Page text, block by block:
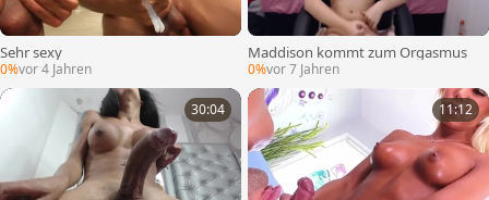
Sehr sexy
0%vor 4 Jahren
Maddison kommt zum Orgasmus
0%vor 7 Jahren
30:04 11:12